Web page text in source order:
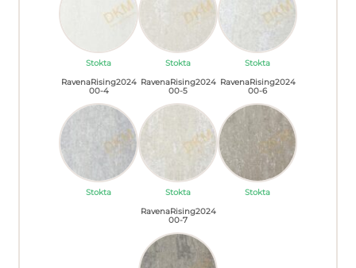
Stokta Stokta
Stokta
RavenaRising2024
00-4
Stokta
RavenaRising2024
00-5
Stokta
RavenaRising2024
00-6
Stokta
RavenaRising2024
00-7